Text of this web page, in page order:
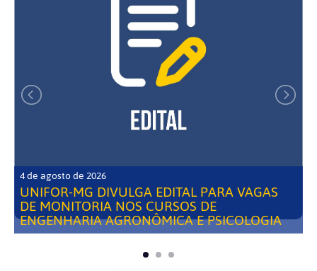
4 de agosto de 2026
UNIFOR-MG DIVULGA EDITAL PARA VAGAS
DE MONITORIA NOS CURSOS DE
ENGENHARIA AGRONÔMICA E PSICOLOGIA